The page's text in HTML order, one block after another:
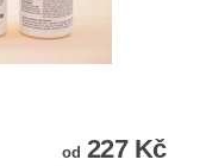
od 227 Kč